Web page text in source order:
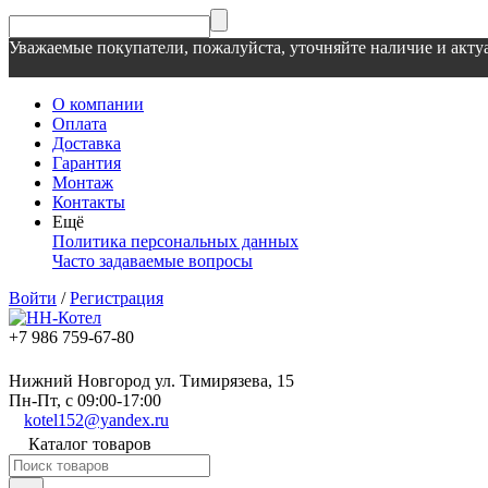
Уважаемые покупатели, пожалуйста, уточняйте наличие и
О компании
Оплата
Доставка
Гарантия
Монтаж
Контакты
Ещё
Политика персональных данных
Часто задаваемые вопросы
Войти /Регистрация
+7 986 759-67-80
Нижний Новгород ул. Тимирязева, 15
Пн-Пт, с 09:00-17:00
kotel152@yandex.ru
Каталог товаров